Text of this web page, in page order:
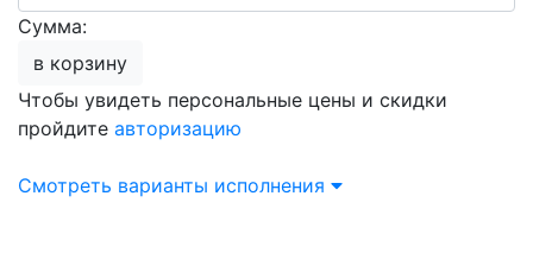
Сумма:
в корзину
Чтобы увидеть персональные цены и скидки
пройдите авторизацию
Смотреть варианты исполнения